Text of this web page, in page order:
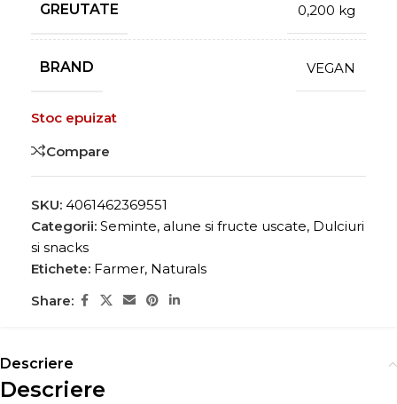
GREUTATE 0,200 kg
BRAND VEGAN
Stoc epuizat
Compare
SKU: 4061462369551
Categorii: Seminte, alune si fructe uscate, Dulciuri
si snacks
Etichete: Farmer, Naturals
Share:
Descriere
Descriere